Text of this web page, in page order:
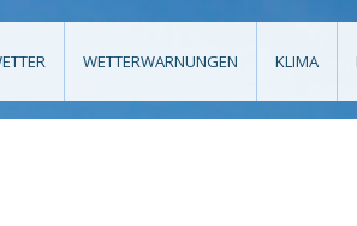
WETTERWARNUNGEN KLIMA